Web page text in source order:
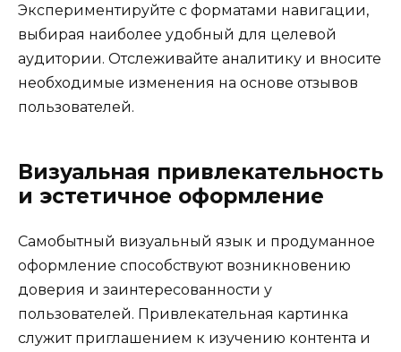
Экспериментируйте с форматами навигации,
выбирая наиболее удобный для целевой
аудитории. Отслеживайте аналитику и вносите
необходимые изменения на основе отзывов
пользователей.
Визуальная привлекательность
и эстетичное оформление
Самобытный визуальный язык и продуманное
оформление способствуют возникновению
доверия и заинтересованности у
пользователей. Привлекательная картинка
служит приглашением к изучению контента и